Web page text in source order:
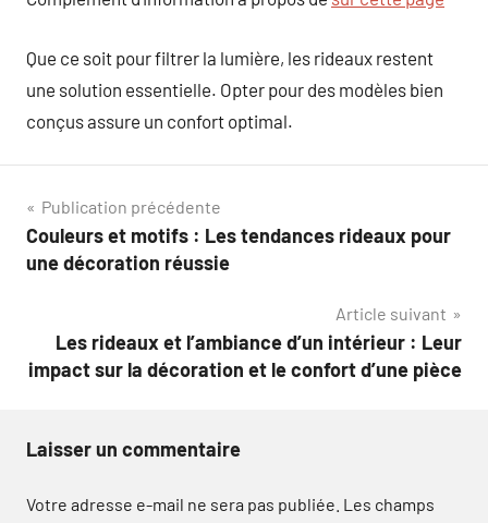
Que ce soit pour filtrer la lumière, les rideaux restent
une solution essentielle. Opter pour des modèles bien
conçus assure un confort optimal.
Navigation
de
Publication précédente
Couleurs et motifs : Les tendances rideaux pour
une décoration réussie
Article suivant
Les rideaux et l’ambiance d’un intérieur : Leur
impact sur la décoration et le confort d’une pièce
Laisser un commentaire
Votre adresse e-mail ne sera pas publiée. Les champs